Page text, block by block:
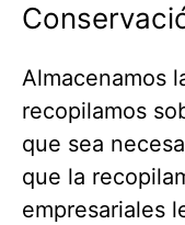
Almacenamos
recopilamos
que sea
que la
empresariales